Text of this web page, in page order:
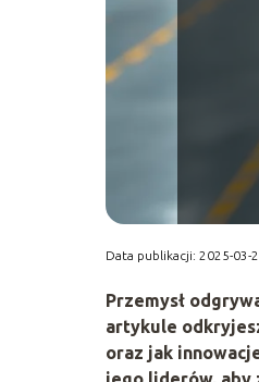
Data publikacji: 2025-03-
Przemysł
artykule
oraz jak